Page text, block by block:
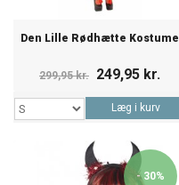
Den Lille Rødhætte Kostume
299,95 kr. 249,95 kr.
Læg i kurv
- 30%